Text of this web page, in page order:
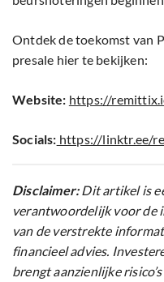
Ontdek de toekomst van
presale hier te bekijken:
Website: https://
Socials: https://linktr.ee/
Disclaimer:Dit artikel is
verantwoordelijk voor de
van de verstrekte
financieel advies.
brengt aanzienlijke